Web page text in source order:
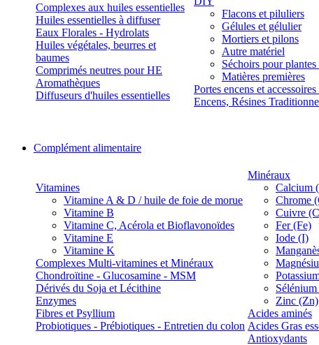
Complexes aux huiles essentielles
Huiles essentielles à diffuser
Eaux Florales - Hydrolats
Huiles végétales, beurres et
baumes
Comprimés neutres pour HE
Aromathèques
Diffuseurs d'huiles essentielles
Flacons et piluliers
Gélules et gélulier
Mortiers et pilons
Autre matériel
Séchoirs pour
Matières premières
Portes encens et
Encens, Résines
Complément alimentaire
Vitamines
Vitamine A & D / huile de foie de morue
Vitamine B
Vitamine C, Acérola et Bioflavonoïdes
Vitamine E
Vitamine K
Complexes Multi-vitamines et Minéraux
Chondroïtine - Glucosamine - MSM
Dérivés du Soja et Lécithine
Enzymes
Fibres et Psyllium
Probiotiques - Prébiotiques - Entretien du colon
Minéraux
Calcium
Chrome
Cuivre
Fer (Fe)
Iode (I)
Zinc (Zn)
Acides aminés
Acides Gras
Antioxydants